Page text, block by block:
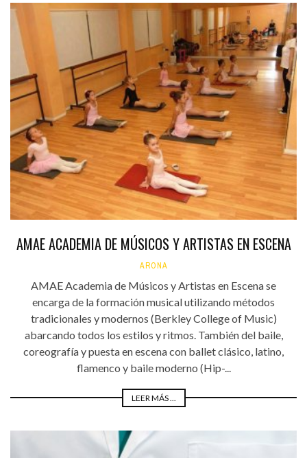
AMAE ACADEMIA DE MÚSICOS Y ARTISTAS EN ESCENA
ARONA
AMAE Academia de Músicos y Artistas en Escena se
encarga de la formación musical utilizando métodos
tradicionales y modernos (Berkley College of Music)
abarcando todos los estilos y ritmos. También del baile,
coreografía y puesta en escena con ballet clásico, latino,
flamenco y baile moderno (Hip-...
LEER MÁS ...